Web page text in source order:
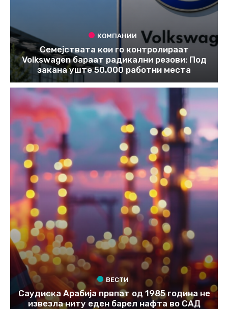
КОМПАНИИ
Семејствата кои го контролираат
Volkswagen бараат радикални резови: Под
закана уште 50.000 работни места
ВЕСТИ
Саудиска Арабија првпат од 1985 година не
извезла ниту еден барел нафта во САД